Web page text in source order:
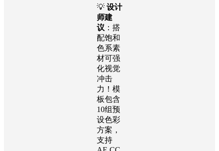
💡 设计
师建
议 ：搭
配饱和
色系素
材可强
化视觉
冲击
力！模
板包含
10组预
设色彩
方案，
支持